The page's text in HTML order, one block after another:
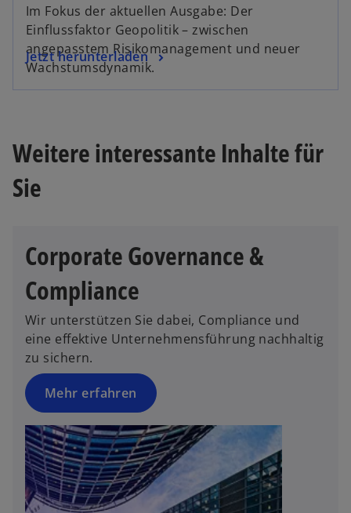
Im Fokus der aktuellen Ausgabe: Der
Einflussfaktor Geopolitik – zwischen
angepasstem Risikomanagement und neuer
Wachstumsdynamik.
Jetzt herunterladen
Weitere interessante Inhalte für
Sie
Corporate Governance &
Compliance
Wir unterstützen Sie dabei, Compliance und
eine effektive Unternehmensführung nachhaltig
zu sichern.
Mehr erfahren